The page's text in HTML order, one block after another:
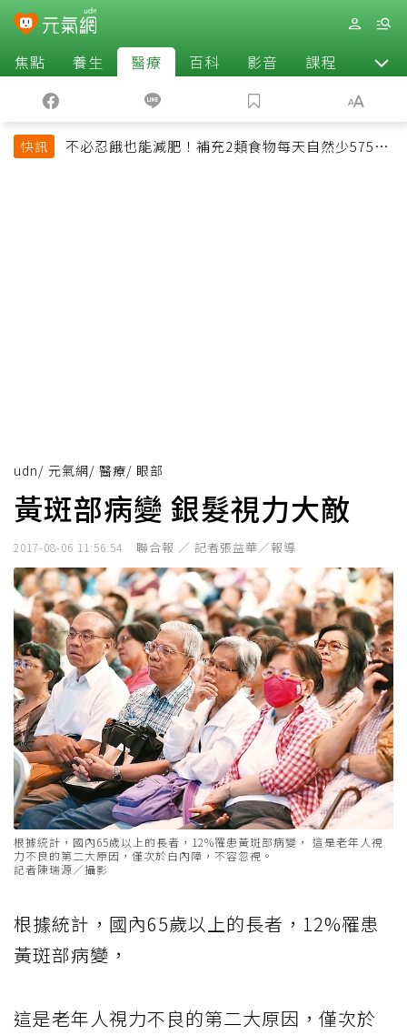
焦點 養生 醫療 百科 影音 課程 退休
快訊
不必忍餓也能減肥！補充2類食物每天自然少575大
udn/ 元氣網/ 醫療/ 眼部
黃斑部病變 銀髮視力大敵
2017-08-06 11:56:54 聯合報 ／ 記者張益華／報導
根據統計，國內65歲以上的長者，12%罹患黃斑部病變， 這是老年人視
力不良的第二大原因，僅次於白內障，不容忽視。
記者陳瑞源／攝影
根據統計，國內65歲以上的長者，12%罹患
黃斑部病變，
這是老年人視力不良的第二大原因，僅次於